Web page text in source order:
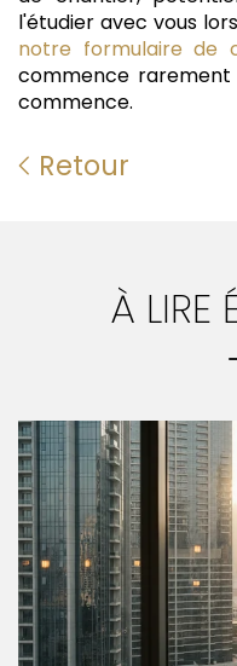
l'étudier avec vous
notre formulaire de
commence
commence.
Retour
À LIRE